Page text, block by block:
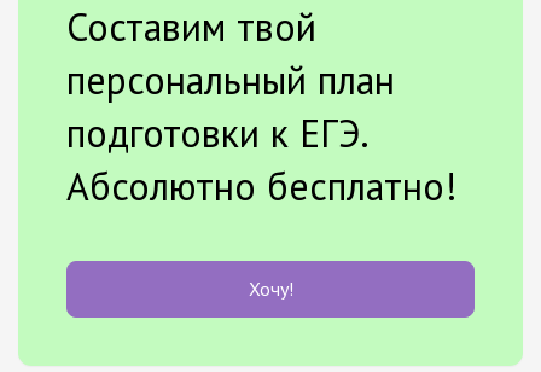
Составим твой
персональный план
подготовки к ЕГЭ.
Абсолютно бесплатно!
Хочу!